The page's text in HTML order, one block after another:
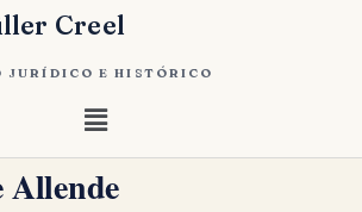
Creel
JURÍDICO E HISTÓRICO
Allende